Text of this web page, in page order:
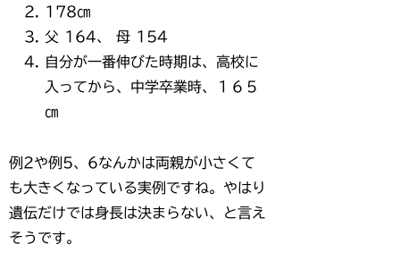
178㎝
父 164、 母 154
自分が一番伸びた時期は、高校に
入ってから、中学卒業時、１６５
㎝
例2や例5、6なんかは両親が小さくて
も大きくなっている実例ですね。やはり
遺伝だけでは身長は決まらない、と言え
そうです。